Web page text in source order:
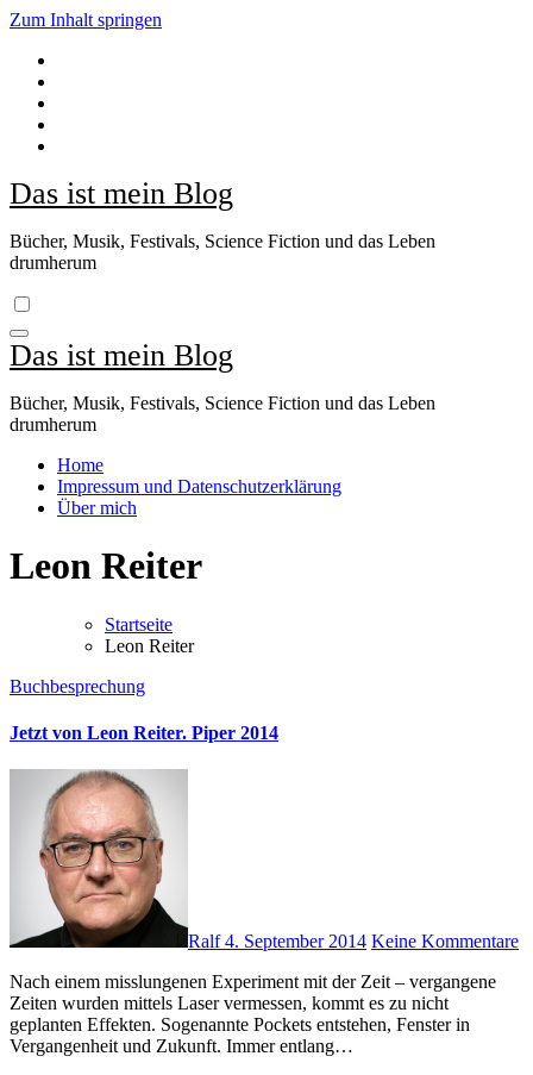
Zum Inhalt springen
Das ist mein Blog
Bücher, Musik, Festivals, Science Fiction und das Leben
drumherum
Das ist mein Blog
Bücher, Musik, Festivals, Science Fiction und das Leben
drumherum
Home
Impressum und Datenschutzerklärung
Über mich
Leon Reiter
Startseite
Leon Reiter
Buchbesprechung
Jetzt von Leon Reiter. Piper 2014
Ralf4. September 2014 Keine Kommentare
Nach einem misslungenen Experiment mit der Zeit – vergangene
Zeiten wurden mittels Laser vermessen, kommt es zu nicht
geplanten Effekten. Sogenannte Pockets entstehen, Fenster in
Vergangenheit und Zukunft. Immer entlang…